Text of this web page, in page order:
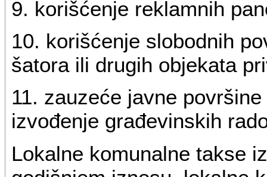
9. korišćenje reklamnih
10. korišćenje slobodnih
šatora ili drugih objekata
11. zauzeće javne
izvođenje građevinskih
Lokalne komunalne takse